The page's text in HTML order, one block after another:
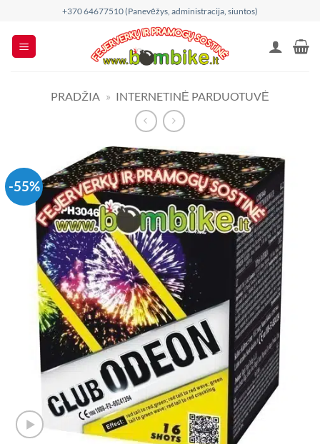
content
+370 64677510 (Panevėžys, administracija, siuntos)
PRADŽIA » INTERNETINĖ PARDUOTUVĖ
-55%